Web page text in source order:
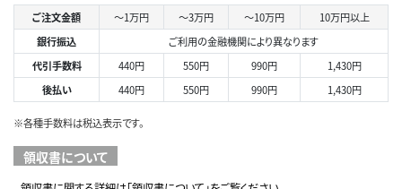
ご注文金額 ～1万円 ～3万円 ～10万円
10万円以上
銀行振込
ご利用の金融機関により異なります
代引手数料
440円 550円 990円
1,430円
後払い
440円 550円 990円 1,430円
※各種手数料は税込表示です。
領収書について